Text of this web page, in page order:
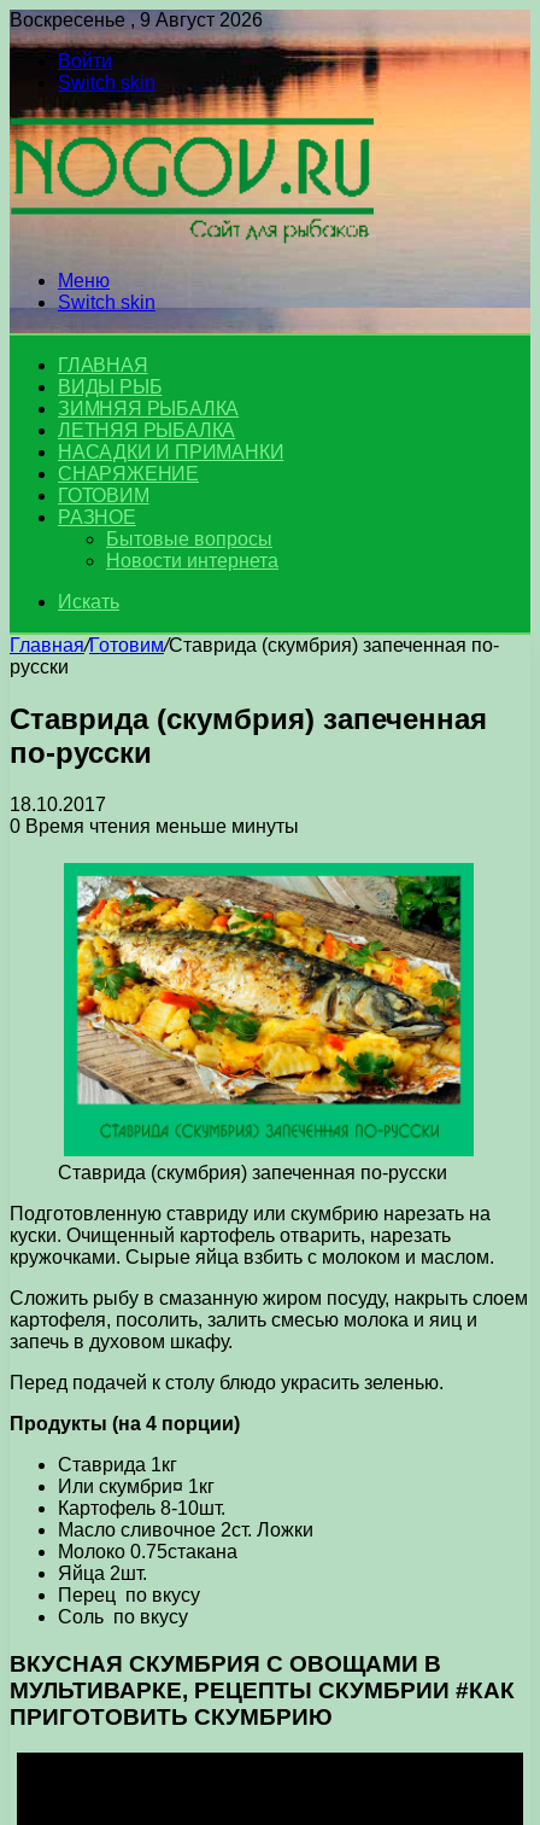
Воскресенье , 9 Август 2026
Войти
Switch skin
Меню
Switch skin
ГЛАВНАЯ
ВИДЫ РЫБ
ЗИМНЯЯ РЫБАЛКА
ЛЕТНЯЯ РЫБАЛКА
НАСАДКИ И ПРИМАНКИ
СНАРЯЖЕНИЕ
ГОТОВИМ
РАЗНОЕ
Бытовые вопросы
Новости интернета
Искать
Главная/Готовим/Ставрида (скумбрия) запеченная по-
русски
Ставрида (скумбрия) запеченная
по-русски
18.10.2017
0 Время чтения меньше минуты
Ставрида (скумбрия) запеченная по-русски
Подготовленную ставриду или скумбрию нарезать на
куски. Очищенный картофель отварить, нарезать
кружочками. Сырые яйца взбить с молоком и маслом.
Сложить рыбу в смазанную жиром посуду, накрыть слоем
картофеля, посолить, залить смесью молока и яиц и
запечь в духовом шкафу.
Перед подачей к столу блюдо украсить зеленью.
Продукты (на 4 порции)
Ставрида 1кг
Или скумбри¤ 1кг
Картофель 8-10шт.
Масло сливочное 2ст. Ложки
Молоко 0.75стакана
Яйца 2шт.
Перец по вкусу
Соль по вкусу
ВКУСНАЯ СКУМБРИЯ С ОВОЩАМИ В
МУЛЬТИВАРКЕ, РЕЦЕПТЫ СКУМБРИИ #КАК
ПРИГОТОВИТЬ СКУМБРИЮ